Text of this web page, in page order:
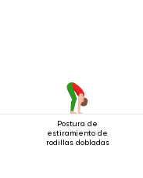
Postura de
estiramiento de
rodillas dobladas